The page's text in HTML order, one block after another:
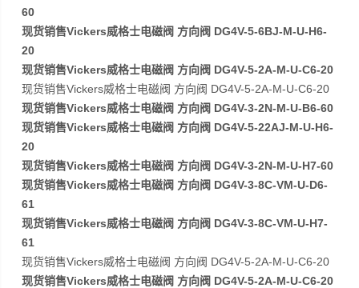
60
现货销售Vickers威格士电磁阀 方向阀 DG4V-5-6BJ-M-U-H6-
20
现货销售Vickers威格士电磁阀 方向阀 DG4V-5-2A-M-U-C6-20
现货销售Vickers威格士电磁阀 方向阀 DG4V-5-2A-M-U-C6-20
现货销售Vickers威格士电磁阀 方向阀 DG4V-3-2N-M-U-B6-60
现货销售Vickers威格士电磁阀 方向阀 DG4V-5-22AJ-M-U-H6-
20
现货销售Vickers威格士电磁阀 方向阀 DG4V-3-2N-M-U-H7-60
现货销售Vickers威格士电磁阀 方向阀 DG4V-3-8C-VM-U-D6-
61
现货销售Vickers威格士电磁阀 方向阀 DG4V-3-8C-VM-U-H7-
61
现货销售Vickers威格士电磁阀 方向阀 DG4V-5-2A-M-U-C6-20
现货销售Vickers威格士电磁阀 方向阀 DG4V-5-2A-M-U-C6-20